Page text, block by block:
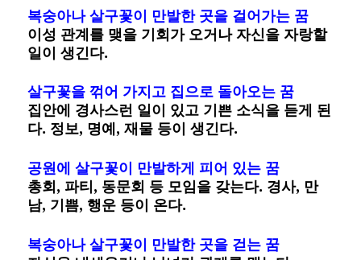
복숭아나 살구꽃이 만발한 곳을 걸어가는 꿈
이성 관계를 맺을 기회가 오거나 자신을 자랑할
일이 생긴다.
살구꽃을 꺾어 가지고 집으로 돌아오는 꿈
집안에 경사스런 일이 있고 기쁜 소식을 듣게 된
다. 정보, 명예, 재물 등이 생긴다.
공원에 살구꽃이 만발하게 피어 있는 꿈
총회, 파티, 동문회 등 모임을 갖는다. 경사, 만
남, 기쁨, 행운 등이 온다.
복숭아나 살구꽃이 만발한 곳을 걷는 꿈